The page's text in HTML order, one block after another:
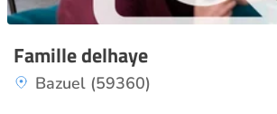
Famille delhaye
Bazuel (59360)